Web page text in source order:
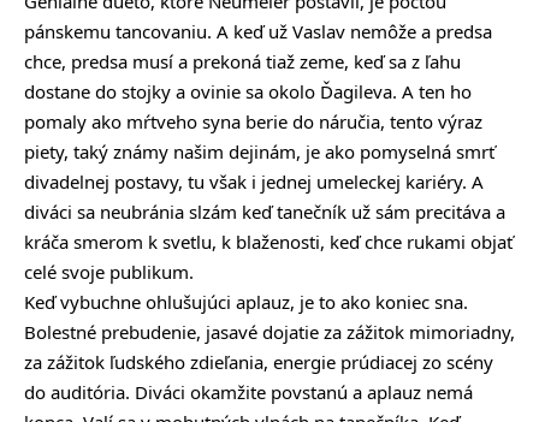
pánskemu tancovaniu. A keď už Vaslav nemôže a predsa
chce, predsa musí a prekoná tiaž zeme, keď sa z ľahu
dostane do stojky a ovinie sa okolo Ďagileva. A ten ho
pomaly ako mŕtveho syna berie do náručia, tento výraz
piety, taký známy našim dejinám, je ako pomyselná smrť
divadelnej postavy, tu však i jednej umeleckej kariéry. A
diváci sa neubránia slzám keď tanečník už sám precitáva a
kráča smerom k svetlu, k blaženosti, keď chce rukami objať
celé svoje publikum.
Keď vybuchne ohlušujúci aplauz, je to ako koniec sna.
Bolestné prebudenie, jasavé dojatie za zážitok mimoriadny,
za zážitok ľudského zdieľania, energie prúdiacej zo scény
do auditória. Diváci okamžite povstanú a aplauz nemá